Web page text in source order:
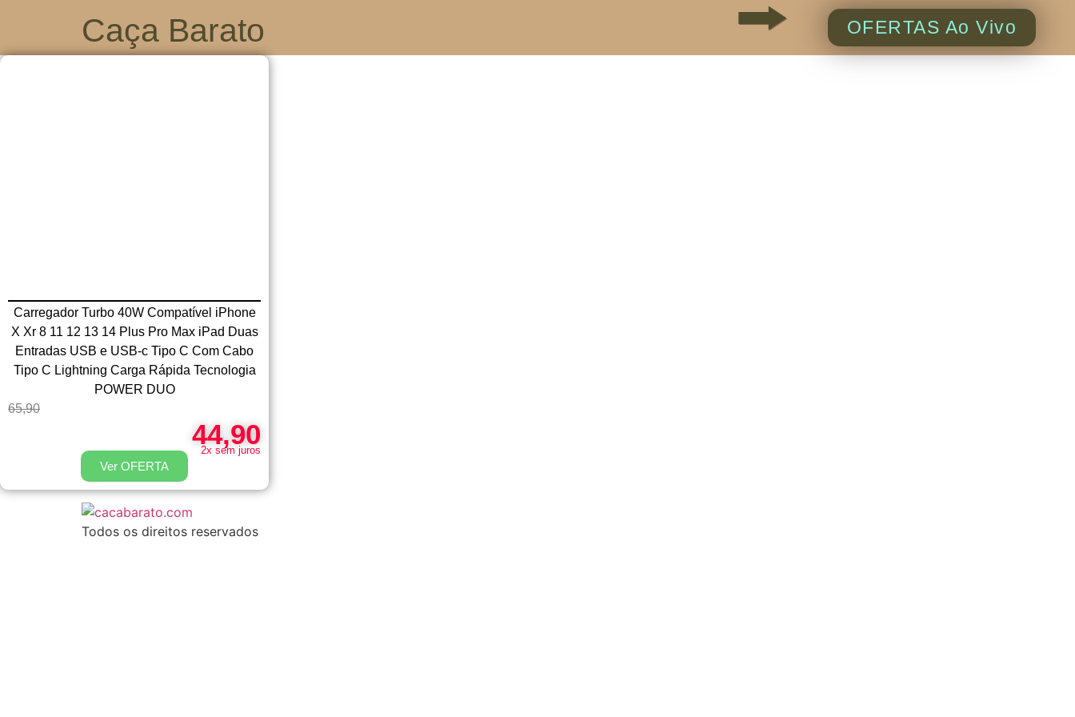
Caça Barato OFERTAS Ao Vivo
Carregador Turbo 40W Compatível iPhone
X Xr 8 11 12 13 14 Plus Pro Max iPad Duas
Entradas USB e USB-c Tipo C Com Cabo
Tipo C Lightning Carga Rápida Tecnologia
POWER DUO
65,90
44,90
2x sem juros
Ver OFERTA
Todos os direitos reservados